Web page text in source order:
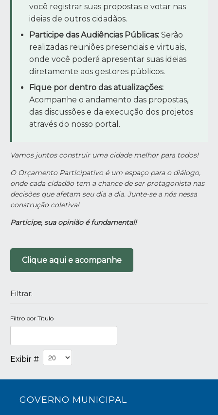
você registrar suas propostas e votar nas
ideias de outros cidadãos.
Participe das Audiências Públicas: Serão
realizadas reuniões presenciais e virtuais,
onde você poderá apresentar suas ideias
diretamente aos gestores públicos.
Fique por dentro das atualizações:
Acompanhe o andamento das propostas,
das discussões e da execução dos projetos
através do nosso portal.
Vamos juntos construir uma cidade melhor para todos!
O Orçamento Participativo é um espaço para o diálogo,
onde cada cidadão tem a chance de ser protagonista nas
decisões que afetam seu dia a dia. Junte-se a nós nessa
construção coletiva!
Participe, sua opinião é fundamental!
Clique aqui e acompanhe
Filtrar:
Filtro por Título
Exibir #
GOVERNO MUNICIPAL